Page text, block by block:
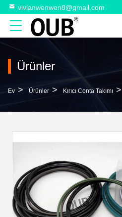
vivianwenwen8@gmail.com
Ürünler
Ev > Ürünler > Kırıcı Conta Takımı >